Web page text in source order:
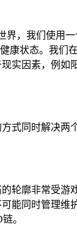
界，我们使用
康状态。我们
实因素，例如
式同时解决两
轮廓非常受游
能同时管理维
。